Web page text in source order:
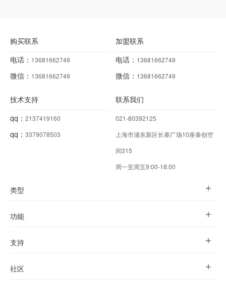
购买联系
电话： 13681662749
微信： 13681662749
加盟联系
电话： 13681662749
微信： 13681662749
技术支持
qq： 2137419160
qq： 3379078503
联系我们
021-80392125
上海市浦东新区长泰广场10座泰创空
间315
周一至周五9:00-18:00
类型
功能
支持
社区